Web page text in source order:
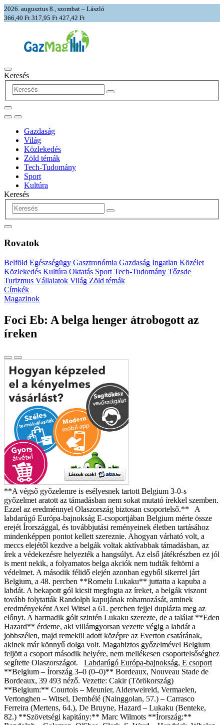
2026. augusztus 8., szombat – László
366,40 Ft 317,95 Ft 427,42 Ft
Keresés
Gazdaság
Világ
Közlekedés
Zöld témák
Tech-Tudomány
Sport
Kultúra
Keresés
Rovatok
Belföld Egészségügy Gasztronómia Gazdaság Ingatlan Közélet
Közlekedés Kultúra Oktatás Sport Tech-Tudomány Tőzsde
Turizmus Vállalatok Világ Zöld témák
Címkék
Magazinok
Foci Eb: A belga henger átrobogott az
íreken
**A végső győzelemre is esélyesnek tartott Belgium 3-0-s
győzelmet aratott az támadásban nem sokat mutató írekkel szemben.
Ezzel az eredménnyel Olaszország biztosan csoportelső.** A
labdarúgó Európa-bajnokság E-csoportjában Belgium mérte össze
erejét Írországgal, és továbbjutási reményeinek életben tartásához
mindenképpen pontot kellett szereznie. Ahogyan várható volt, a
meccs elejétől kezdve a belgák voltak aktívabbak támadásban, az
írek a védekezésre helyezték a hangsúlyt. Az első játékrészben ez jól
is ment nekik, a folyamatos belga akciók nem tudták feltörni a
védelmet. A második félidő elején azonban egyből sikerrel járt
Belgium, a 48. percben **Romelu Lukaku** juttatta a kapuba a
labdát. A bekapott gól kicsit megfogta az íreket, a belgák viszont
tovább folytatták Randolph kapujának rohamozását, aminek
eredményeként Axel Witsel a 61. percben fejjel duplázta meg az
előnyt. A harmadik gólt szintén Lukaku szerezte, de a találat **Eden
Hazard** érdeme, aki villámgyorsan vezette végig a labdát a
jobbszélen, majd remekül adott középre az Everton csatárának,
akinek már könnyű dolga volt. Magabiztos győzelmével Belgium
feljött a csoport második helyére, nem mellékesen csoportelsőséghez
segítette Olaszországot. Labdarúgó Európa-bajnokság, E csoport
**Belgium – Írország 3–0 (0–0)** Bordeaux, Nouveau Stade de
Bordeaux, 39 493 néző. Vezette: Cakir (Törökország)
**Belgium:** Courtois – Meunier, Alderweireld, Vermaelen,
Vertonghen – Witsel, Dembélé (Nainggolan, 57.) – Carrasco
Ferreira (Mertens, 64.), De Bruyne, Hazard – Lukaku (Benteke,
82.) **Szövetségi kapitány:** Marc Wilmots **Írország:**